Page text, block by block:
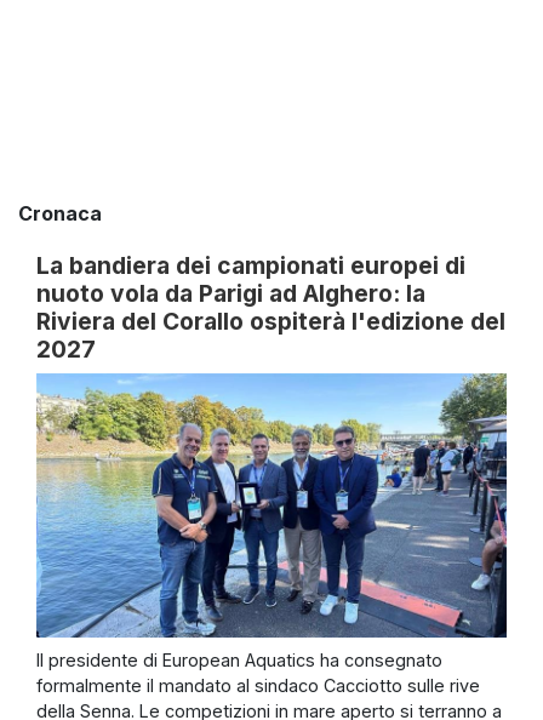
Cronaca
La bandiera dei campionati europei di
nuoto vola da Parigi ad Alghero: la
Riviera del Corallo ospiterà l'edizione del
2027
Il presidente di European Aquatics ha consegnato
formalmente il mandato al sindaco Cacciotto sulle rive
della Senna. Le competizioni in mare aperto si terranno a